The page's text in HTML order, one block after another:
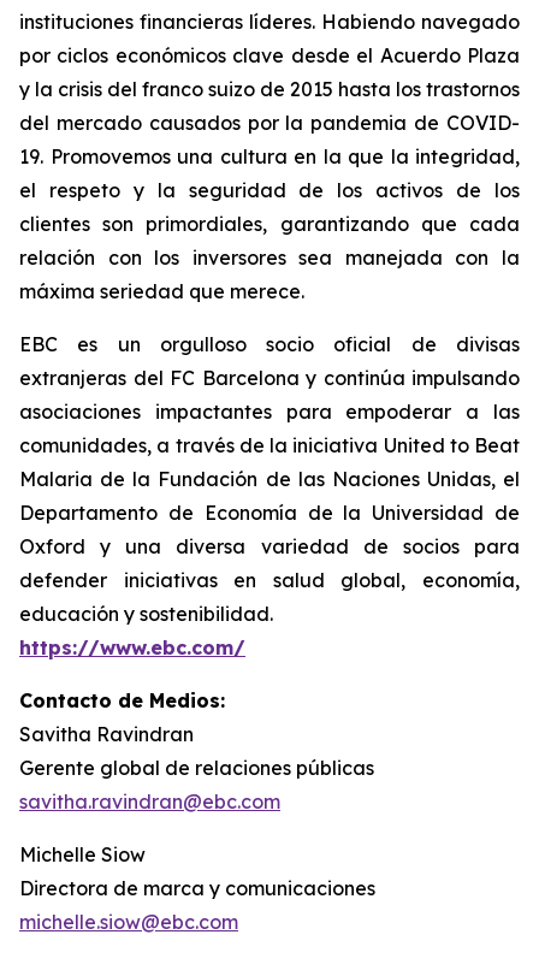
instituciones financieras líderes. Habiendo navegado
por ciclos económicos clave desde el Acuerdo Plaza
y la crisis del franco suizo de 2015 hasta los trastornos
del mercado causados por la pandemia de COVID-
19. Promovemos una cultura en la que la integridad,
el respeto y la seguridad de los activos de los
clientes son primordiales, garantizando que cada
relación con los inversores sea manejada con la
máxima seriedad que merece.
EBC es un orgulloso socio oficial de divisas
extranjeras del FC Barcelona y continúa impulsando
asociaciones impactantes para empoderar a las
comunidades, a través de la iniciativa United to Beat
Malaria de la Fundación de las Naciones Unidas, el
Departamento de Economía de la Universidad de
Oxford y una diversa variedad de socios para
defender iniciativas en salud global, economía,
educación y sostenibilidad.
https://www.ebc.com/
Contacto de Medios:
Savitha Ravindran
Gerente global de relaciones públicas
savitha.ravindran@ebc.com
Michelle Siow
Directora de marca y comunicaciones
michelle.siow@ebc.com